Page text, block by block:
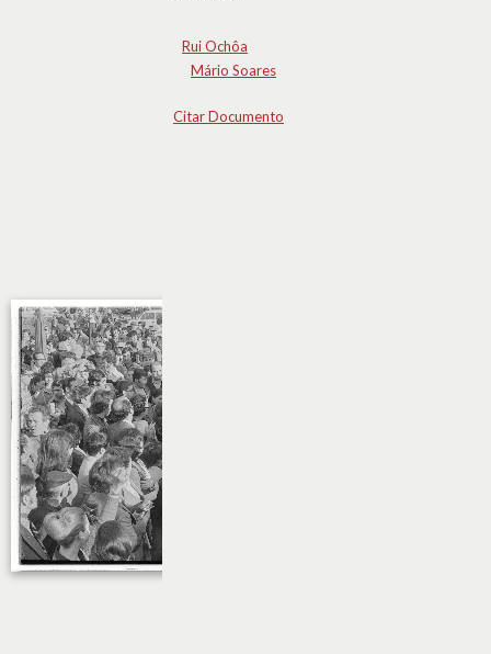
Rui Ochôa
Mário Soares
Citar Documento